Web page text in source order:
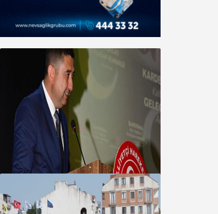
MHP’de Algül Dönemi başladı
09 Ağustos 2026